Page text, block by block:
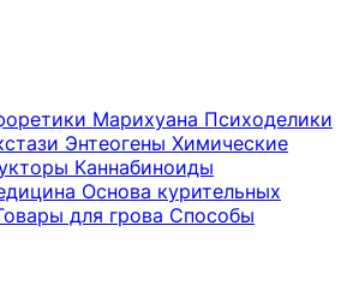
Марихуана Психоделики
Энтеогены Химические
Каннабиноиды
Основа курительных
для грова Способы